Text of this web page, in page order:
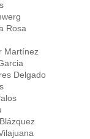
Rosa
Martínez
Delgado